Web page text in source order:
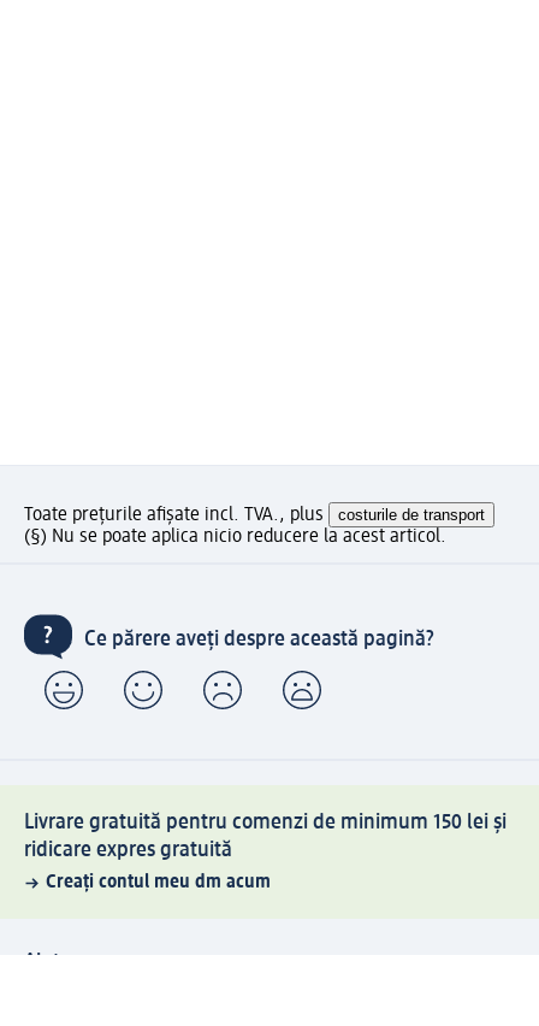
Toate prețurile afișate incl. TVA., plus costurile de transport
(§) Nu se poate aplica nicio reducere la acest articol.
Ce părere aveți despre această pagină?
Livrare gratuită pentru comenzi de minimum 150 lei și
ridicare expres gratuită
Creați contul meu dm acum
Ajutor